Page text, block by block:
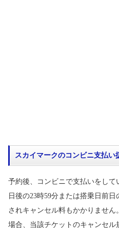
スカイマークのコンビニ支払い
予約後、コンビニで支払いをし
日後の23時59分または搭乗日前
されキャンセル料もかかりませ
場合、当該チケットのキャンセル